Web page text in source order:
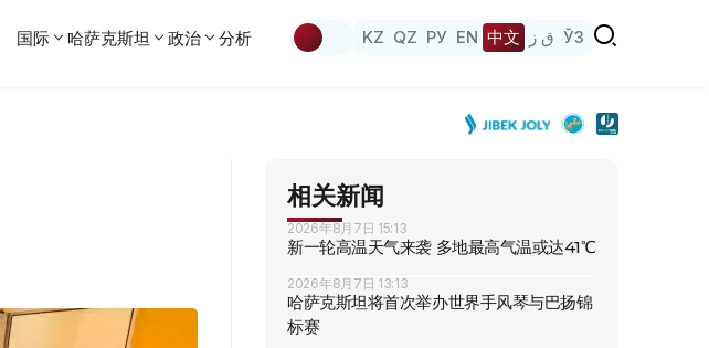
国际 哈萨克斯坦 政治 分析 KZ QZ РУ EN 中文 ق ز ЎЗ
相关新闻
2026年8月7日 15:13
新一轮高温天气来袭 多地最高气温或达41℃
2026年8月7日 13:13
哈萨克斯坦将首次举办世界手风琴与巴扬锦
标赛